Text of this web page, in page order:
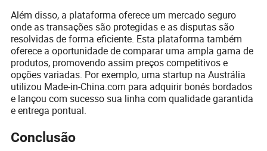
Além disso, a plataforma oferece um mercado seguro
onde as transações são protegidas e as disputas são
resolvidas de forma eficiente. Esta plataforma também
oferece a oportunidade de comparar uma ampla gama de
produtos, promovendo assim preços competitivos e
opções variadas. Por exemplo, uma startup na Austrália
utilizou Made-in-China.com para adquirir bonés bordados
e lançou com sucesso sua linha com qualidade garantida
e entrega pontual.
Conclusão